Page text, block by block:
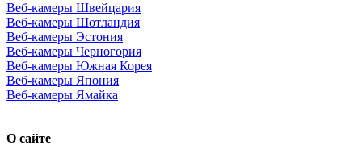
Веб-камеры Швейцария
Веб-камеры Шотландия
Веб-камеры Эстония
Веб-камеры Черногория
Веб-камеры Южная Корея
Веб-камеры Япония
Веб-камеры Ямайка
О сайте